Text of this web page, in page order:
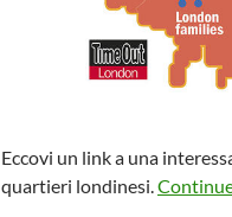
Eccovi un link a una
quartieri londinesi.